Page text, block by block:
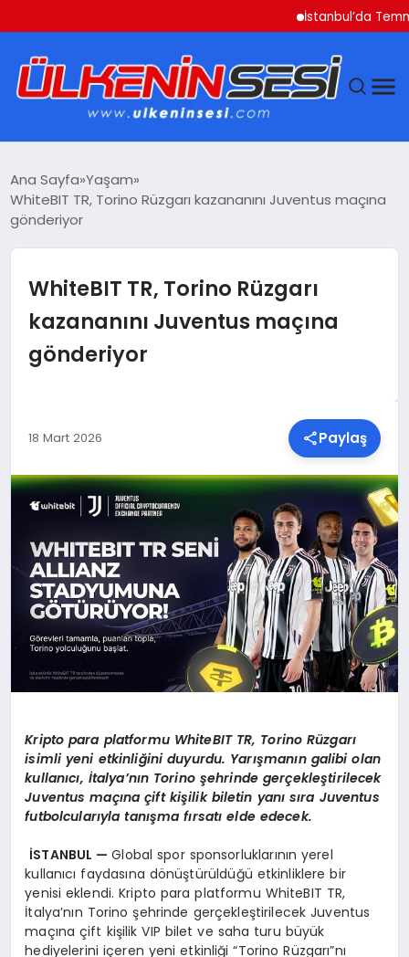
İstanbul’da Temmuz
EKONOMI
SAĞLIK
TEKNOLOJI
YAŞAM
MALATYA HABERLERI
Ana Sayfa Yaşam
WhiteBIT TR, Torino Rüzgarı kazananını Juventus maçına
gönderiyor
WhiteBIT TR, Torino Rüzgarı
kazananını Juventus maçına
gönderiyor
18 Mart 2026 Paylaş
Kripto para platformu WhiteBIT TR, Torino Rüzgarı
isimli yeni etkinliğini duyurdu. Yarışmanın galibi olan
kullanıcı, İtalya’nın Torino şehrinde gerçekleştirilecek
Juventus maçına çift kişilik biletin yanı sıra Juventus
futbolcularıyla tanışma fırsatı elde edecek.
İSTANBUL —Global spor sponsorluklarının yerel
kullanıcı faydasına dönüştürüldüğü etkinliklere bir
yenisi eklendi. Kripto para platformu WhiteBIT TR,
İtalya’nın Torino şehrinde gerçekleştirilecek Juventus
maçına çift kişilik VIP bilet ve saha turu büyük
hediyelerini içeren yeni etkinliği “Torino Rüzgarı”nı